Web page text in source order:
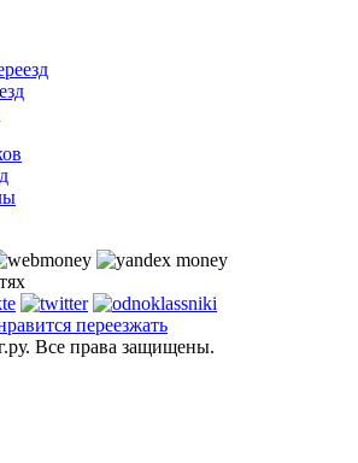
переезжать
Все права защищены.